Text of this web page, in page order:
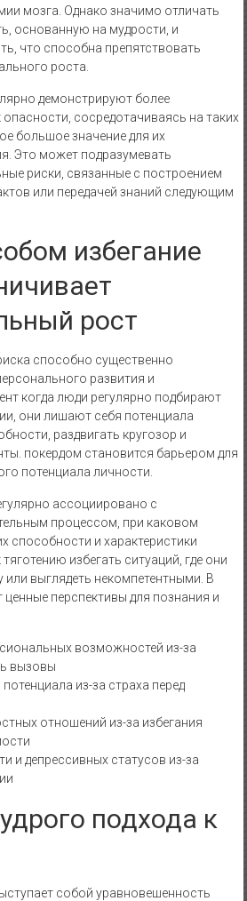
мозга. Однако значимо отличать
основанную на мудрости, и
что способна препятствовать
роста.
демонстрируют более
сосредотачиваясь на таких
большое значение для их
Это может подразумевать
риски, связанные с построением
или передачей знаний следующим
избегание
рост
способно существенно
развития и
когда люди регулярно подбирают
они лишают себя потенциала
раздвигать кругозор и
покердом становится барьером для
потенциала личности.
ассоциировано с
процессом, при каковом
способности и характеристики
избегать ситуаций, где они
или выглядеть некомпетентными. В
перспективы для познания и
возможностей из-за
вызовы
из-за страха перед
отношений из-за избегания
и депрессивных статусов из-за
подхода к
собой уравновешенность